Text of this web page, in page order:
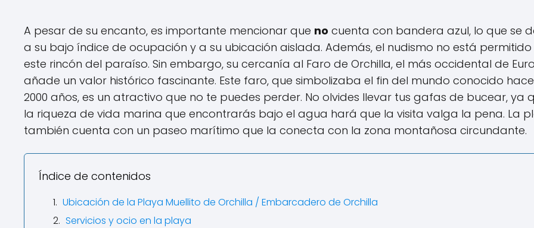
A pesar de su encanto, es importante mencionar que no cuenta con bandera azul, lo que se
a su bajo índice de ocupación y a su ubicación aislada. Además, el nudismo no está permitido
este rincón del paraíso. Sin embargo, su cercanía al Faro de Orchilla, el más occidental de
añade un valor histórico fascinante. Este faro, que simbolizaba el fin del mundo conocido hace
2000 años, es un atractivo que no te puedes perder. No olvides llevar tus gafas de bucear, ya
la riqueza de vida marina que encontrarás bajo el agua hará que la visita valga la pena. La
también cuenta con un paseo marítimo que la conecta con la zona montañosa circundante.
Índice de contenidos
Ubicación de la Playa Muellito de Orchilla / Embarcadero de Orchilla
Servicios y ocio en la playa